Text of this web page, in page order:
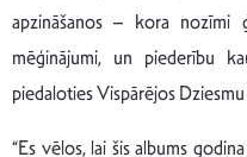
apzināšanos – kora nozīmi
mēģinājumi, un piederību
piedaloties Vispārējos
“Es vēlos, lai šis albums